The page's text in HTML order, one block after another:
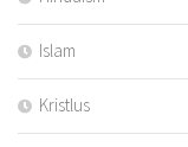
Islam
Kristlus